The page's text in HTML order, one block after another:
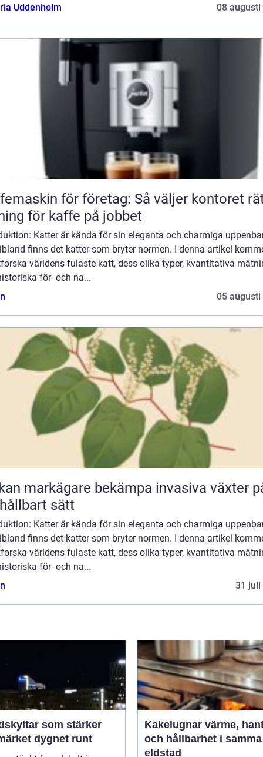
Uddenholm
08 augusti
för företag: Så väljer kontoret
för kaffe på jobbet
Katter är kända för sin eleganta och charmiga
finns det katter som bryter normen. I denna artikel
världens fulaste katt, dess olika typer, kvantitativa
för- och na...
05 augusti
markägare bekämpa invasiva växter
sätt
Katter är kända för sin eleganta och charmiga
finns det katter som bryter normen. I denna artikel
världens fulaste katt, dess olika typer, kvantitativa
för- och na...
31 juli
som stärker
dygnet runt
Kakelugnar värme, hantverk
och hållbarhet i samma
eldstad